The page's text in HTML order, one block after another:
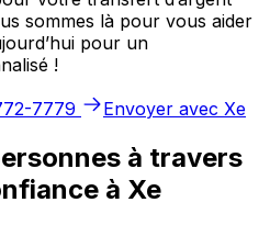
sommes là pour vous aider
pour un
!
7779
Envoyer avec Xe
à travers
à Xe